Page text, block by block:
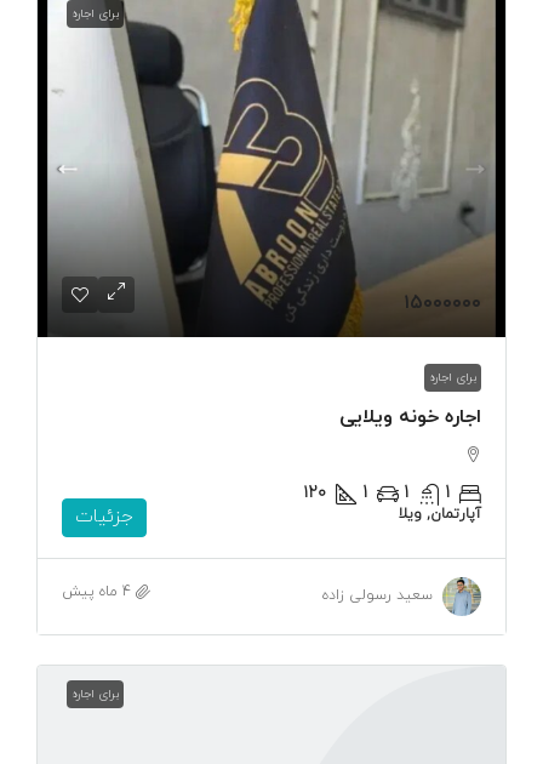
برای اجاره
۱۵۰۰۰۰۰۰
برای اجاره
اجاره خونه ویلایی
1
1
1 ۱۲۰
آپارتمان, ویلا جزئیات
سعید رسولی زاده 4 ماه پیش
برای اجاره